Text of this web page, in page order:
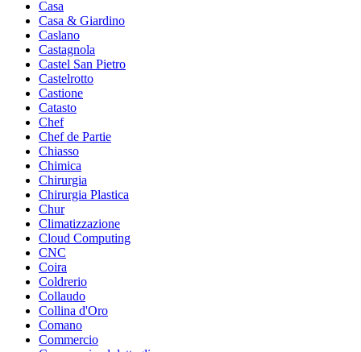
Casa
Casa & Giardino
Caslano
Castagnola
Castel San Pietro
Castelrotto
Castione
Catasto
Chef
Chef de Partie
Chiasso
Chimica
Chirurgia
Chirurgia Plastica
Chur
Climatizzazione
Cloud Computing
CNC
Coira
Coldrerio
Collaudo
Collina d'Oro
Comano
Commercio